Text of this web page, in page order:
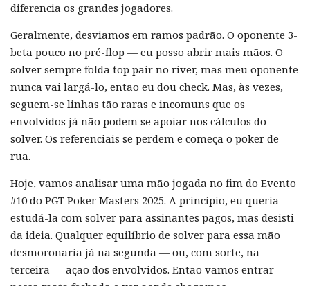
diferencia os grandes jogadores.
Geralmente, desviamos em ramos padrão. O oponente 3-
beta pouco no pré-flop — eu posso abrir mais mãos. O
solver sempre folda top pair no river, mas meu oponente
nunca vai largá-lo, então eu dou check. Mas, às vezes,
seguem-se linhas tão raras e incomuns que os
envolvidos já não podem se apoiar nos cálculos do
solver. Os referenciais se perdem e começa o poker de
rua.
Hoje, vamos analisar uma mão jogada no fim do Evento
#10 do PGT Poker Masters 2025. A princípio, eu queria
estudá-la com solver para assinantes pagos, mas desisti
da ideia. Qualquer equilíbrio de solver para essa mão
desmoronaria já na segunda — ou, com sorte, na
terceira — ação dos envolvidos. Então vamos entrar